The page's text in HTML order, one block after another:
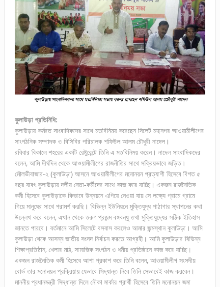
কুলাউড়া প্রতিনিধি:
কুলাউড়ায় কর্মরত সাংবাদিকদের সাথে মতবিনিময় করেছেন সিলেট মহানগর আওয়ামীলীগের
সাংগঠনিক সম্পাদক ও বিসিবির পরিচালক শফিউল আলম চৌধুরী নাদেল।
রবিবার বিকালে শহরের একটি রেষ্টুরেন্টে তিনি এ মতবিনিময় করেন। নাদেল সাংবাদিকদের
বলেন, আমি দীর্ঘদিন থেকে আওয়ামীলীগের রাজনীতির সাথে সক্রিয়ভাবে জড়িত।
মৌলভীবাজার-২ (কুলাউড়া) আসনে আওয়ামীলীগের মনোনয়ন প্রত্যাশী হিসেবে বিগত ৫
বছর যাবৎ কুলাউড়ায় দলীয় নেতা-কর্মীদের সাথে কাজ করে যাচ্ছি। একজন রাজনৈতিক
কর্মী হিসেবে কুলাউড়াকে কিভাবে উন্নয়নে এগিয়ে নেওয়া যায় সে লক্ষ্যে গ্রামে গ্রামে
গিয়ে মানুষের সাথে পরামর্শ করছি। বিভিন্ন ইউনিয়নে মুক্তিযুদ্ধ পাঠাগার স্থাপনের কথা
উল্লেখ করে বলেন, এখান থেকে তরুণ প্রজন্ম বঙ্গবন্ধু তথা মুক্তিযুদ্ধের সঠিক ইতিহাস
জানতে পারবে। বর্তমানে আমি সিলেটে বসবাস করলেও আমার জন্মস্থান কুলাউড়া। আমি
কুলাউড়া থেকে আসন্ন জাতীয় সংসদ নির্বাচন করতে আগ্রহী। আমি কুলাউড়ার বিভিন্ন
শিক্ষাপ্রতিষ্ঠান, খেলার মাঠ, সামাজিক সংগঠন ও ধর্মীয় প্রতিষ্ঠানে কাজ করে যাচ্ছি।
একজন রাজনৈতিক কর্মী হিসেবে আশা প্রকাশ করে তিনি বলেন, আওয়ামীলীগ সংসদীয়
বোর্ড তার মনোনয়ন প্রক্রিয়ায় যেভাবে সিদ্ধান্ত নিবে তিনি সেভাবেই কাজ করবেন।
মাননীয় প্রধানমন্ত্রী সিদ্ধান্ত দিলে নৌকা মার্কার প্রার্থী হিসেবে তিনি মনোনয়ন জমা